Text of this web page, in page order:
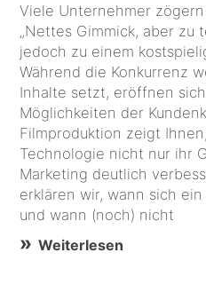
Viele Unternehmer
„Nettes Gimmick, aber zu
jedoch zu einem
Während die Konkurrenz
Inhalte setzt, eröffnen
Möglichkeiten der
Filmproduktion zeigt
Technologie nicht nur ihr
Marketing deutlich verbessert. In diesem
erklären wir, wann sich
und wann (noch) nicht
Weiterlesen